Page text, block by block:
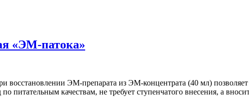
«ЭМ-патока»
ЭМ-препарата из ЭМ-концентрата (40 мл)
питательным качествам, не требует ступенчатого внесения, а